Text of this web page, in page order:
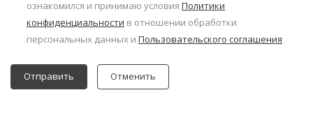
ознакомился и принимаю условия Политики
конфиденциальности в отношении обработки
персональных данных и Пользовательского соглашения
Отменить